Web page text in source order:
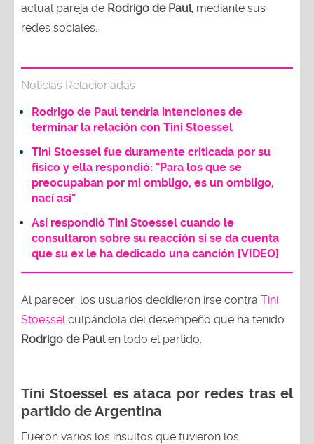
actual pareja de Rodrigo de Paul, mediante sus
redes sociales.
Noticias Relacionadas
Rodrigo de Paul tendría intenciones de
terminar la relación con Tini Stoessel
Tini Stoessel fue duramente criticada por su
físico y ella respondió: "Para los que se
preocupaban por mi ombligo, es un ombligo,
nací así"
Así respondió Tini Stoessel cuando le
consultaron sobre su reacción si se da cuenta
que su ex le ha dedicado una canción [VIDEO]
Al parecer, los usuarios decidieron irse contra Tini
Stoessel culpándola del desempeño que ha tenido
Rodrigo de Paulen todo el partido.
Tini Stoessel es ataca por redes tras el
partido de Argentina
Fueron varios los insultos que tuvieron los